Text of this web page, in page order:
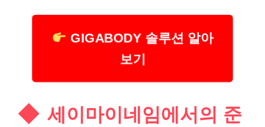
GIGABODY 솔루션 알아
보기
세이마이네임에서의 준